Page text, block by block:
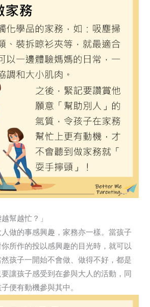
幫越忙？」
做的事感興趣，家務亦一樣。當孩子
所作的投以感興趣的目光時，就可以
孩子一開始不會做、做得不好，都是
讓孩子感受到在參與大人的活動，同
便有動機參與其中。